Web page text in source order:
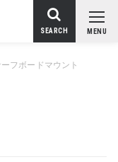
MENU
SEARCH
フボードマウント